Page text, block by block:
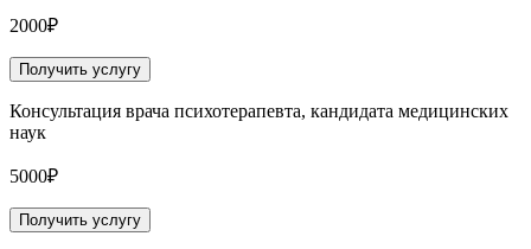
2000₽
Получить услугу
Консультация врача психотерапевта, кандидата медицинских
наук
5000₽
Получить услугу